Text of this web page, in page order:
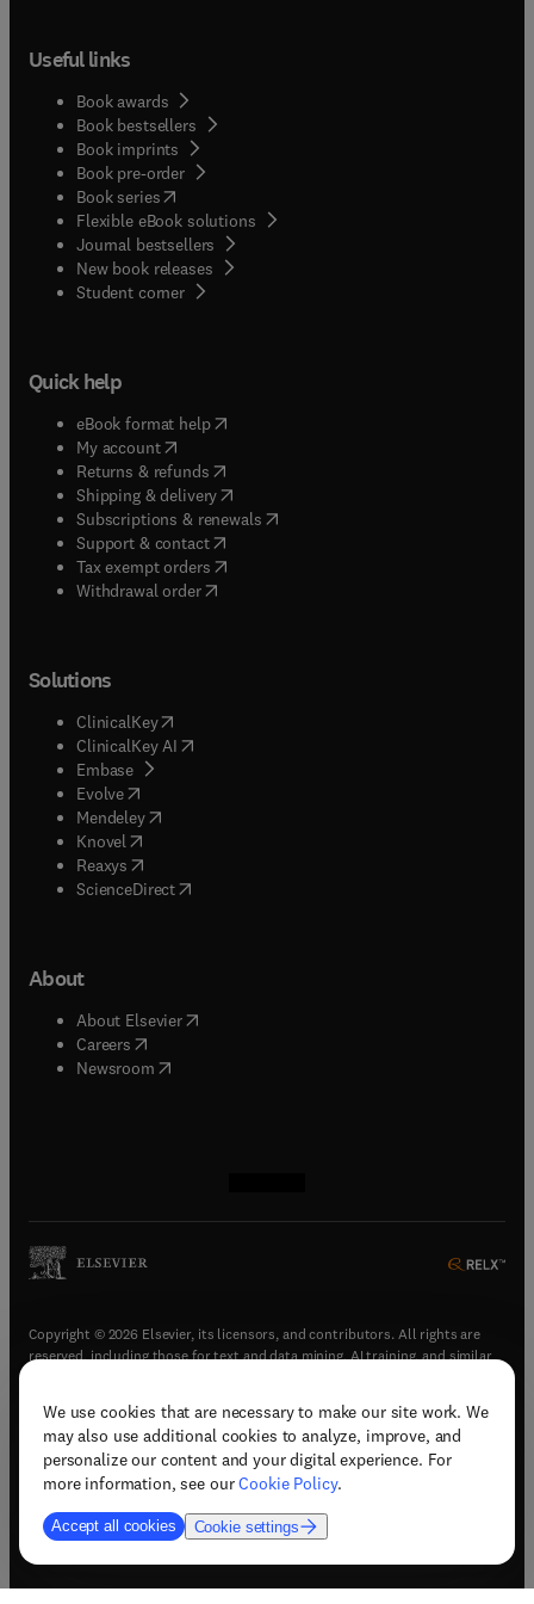
We use cookies that are necessary to make our site work. We
may also use additional cookies to analyze, improve, and
personalize our content and your digital experience. For
more information, see ourCookie Policy.
Accept all cookies Cookie settings
Useful links
Book awards
Book bestsellers
Book imprints
Book pre-order
Book series(opens in new tab/window
Flexible eBook solutions
Journal bestsellers
New book releases
Student corner( opens in new tab/window
Quick help
eBook format help( opens in new tab/window
My account( opens in new tab/window
Returns & refunds( opens in new tab/window
Shipping & delivery(opens in new tab/window
Subscriptions & renewals( opens in new tab/window
Support & contact( opens in new tab/window
Tax exempt orders( opens in new tab/window
Withdrawal order
Solutions
ClinicalKey(opens in new tab/window
ClinicalKey AI opens in new tab/window
Embase( opens in new tab/window
Evolve(opens in new tab/window
Mendeley( opens in new tab/window
Knovel (opens in new tab/window
Reaxys (opens in new tab/window
ScienceDirect(opens in new tab/window
About
About Elsevier( opens in new tab/window
Careers opens in new tab/window
Newsroom( opens in new tab/window
Copyright © 2026 Elsevier, its licensors, and contributors. All rights are
reserved, including those for text and data mining, AI training, and similar
Terms & conditions(opens in new tab/window)
Privacy policy(opens in new tab/window)
Accessibility statement(opens in new tab/window
Support & contact (opens in new tab/window